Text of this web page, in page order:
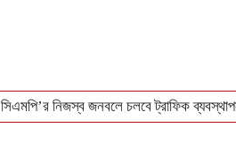
সিএমপি’র নিজস্ব জনবলে চলবে ট্রাফিক